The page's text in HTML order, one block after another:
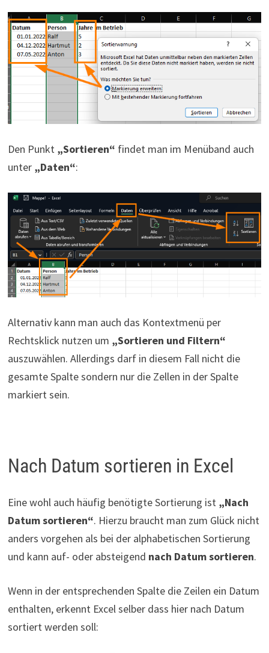
Den Punkt „Sortieren“ findet man im Menüband auch
unter „Daten“:
Alternativ kann man auch das Kontextmenü per
Rechtsklick nutzen um „Sortieren und Filtern“
auszuwählen. Allerdings darf in diesem Fall nicht die
gesamte Spalte sondern nur die Zellen in der Spalte
markiert sein.
Nach Datum sortieren in Excel
Eine wohl auch häufig benötigte Sortierung ist „Nach
Datum sortieren“. Hierzu braucht man zum Glück nicht
anders vorgehen als bei der alphabetischen Sortierung
und kann auf- oder absteigend nach Datum sortieren.
Wenn in der entsprechenden Spalte die Zeilen ein Datum
enthalten, erkennt Excel selber dass hier nach Datum
sortiert werden soll: